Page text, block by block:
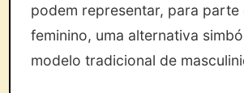
podem representar, para
feminino, uma alternativa
modelo tradicional de